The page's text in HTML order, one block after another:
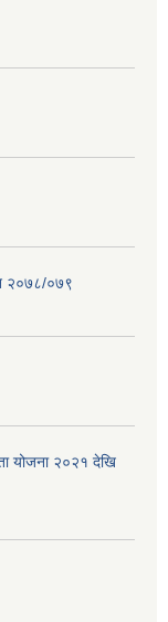
२०७८/०७९
योजना २०२१ देखि